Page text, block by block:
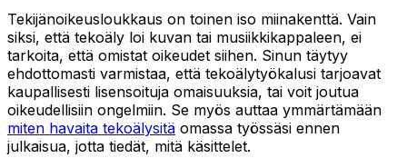
Tekijänoikeusloukkaus on toinen iso miinakenttä. Vain
siksi, että tekoäly loi kuvan tai musiikkikappaleen, ei
tarkoita, että omistat oikeudet siihen. Sinun täytyy
ehdottomasti varmistaa, että tekoälytyökalusi tarjoavat
kaupallisesti lisensoituja omaisuuksia, tai voit joutua
oikeudellisiin ongelmiin. Se myös auttaa ymmärtämään
miten havaita tekoälysitä omassa työssäsi ennen
julkaisua, jotta tiedät, mitä käsittelet.